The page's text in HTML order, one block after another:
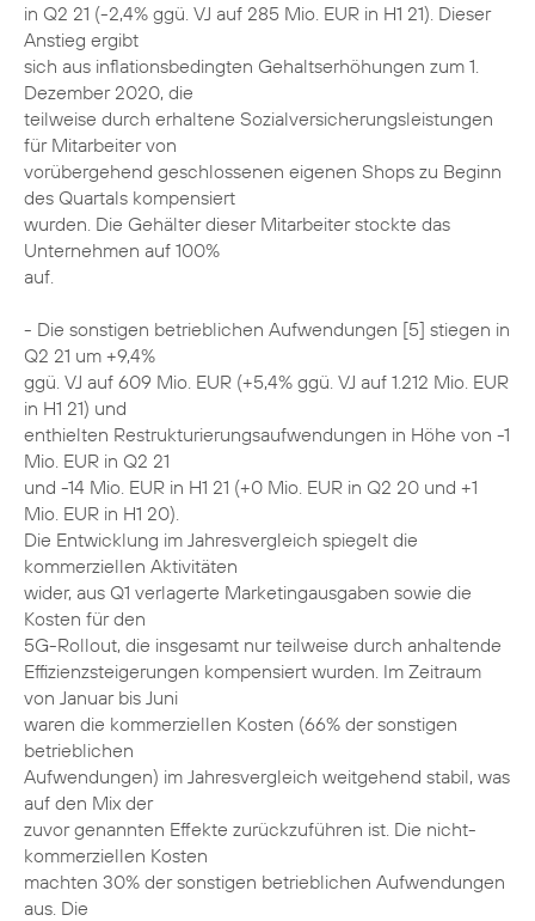
in Q2 21 (-2,4% ggü. VJ auf 285 Mio. EUR in H1 21). Dieser
Anstieg ergibt
sich aus inflationsbedingten Gehaltserhöhungen zum 1.
Dezember 2020, die
teilweise durch erhaltene Sozialversicherungsleistungen
für Mitarbeiter von
vorübergehend geschlossenen eigenen Shops zu Beginn
des Quartals kompensiert
wurden. Die Gehälter dieser Mitarbeiter stockte das
Unternehmen auf 100%
auf.
- Die sonstigen betrieblichen Aufwendungen [5] stiegen in
Q2 21 um +9,4%
ggü. VJ auf 609 Mio. EUR (+5,4% ggü. VJ auf 1.212 Mio. EUR
in H1 21) und
enthielten Restrukturierungsaufwendungen in Höhe von -1
Mio. EUR in Q2 21
und -14 Mio. EUR in H1 21 (+0 Mio. EUR in Q2 20 und +1
Mio. EUR in H1 20).
Die Entwicklung im Jahresvergleich spiegelt die
kommerziellen Aktivitäten
wider, aus Q1 verlagerte Marketingausgaben sowie die
Kosten für den
5G-Rollout, die insgesamt nur teilweise durch anhaltende
Effizienzsteigerungen kompensiert wurden. Im Zeitraum
von Januar bis Juni
waren die kommerziellen Kosten (66% der sonstigen
betrieblichen
Aufwendungen) im Jahresvergleich weitgehend stabil, was
auf den Mix der
zuvor genannten Effekte zurückzuführen ist. Die nicht-
kommerziellen Kosten
machten 30% der sonstigen betrieblichen Aufwendungen
aus. Die